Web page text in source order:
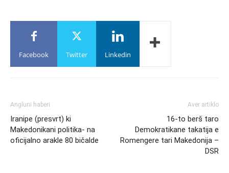
Facebook Twitter Linkedin
Angluni haberi
Iranipe (presvrt) ki
Makedonikani politika- na
oficijalno arakle 80 bičalde
Aver artiklo
16-to berš taro
Demokratikane takatija e
Romengere tari Makedonija –
DSR